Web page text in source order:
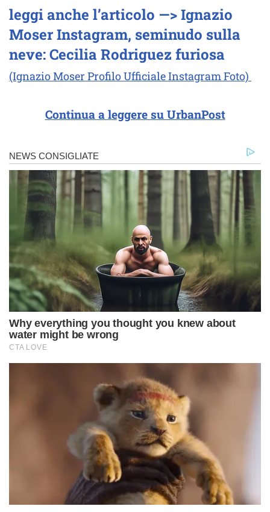
leggi anche l’articolo —> Ignazio
Moser Instagram, seminudo sulla
neve: Cecilia Rodriguez furiosa
(Ignazio Moser Profilo Ufficiale Instagram Foto)
Continua a leggere su UrbanPost